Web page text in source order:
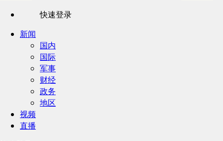
快速登录
新闻
国内
国际
军事
财经
政务
地区
视频
直播